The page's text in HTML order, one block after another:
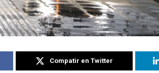
Compatir en Twitter